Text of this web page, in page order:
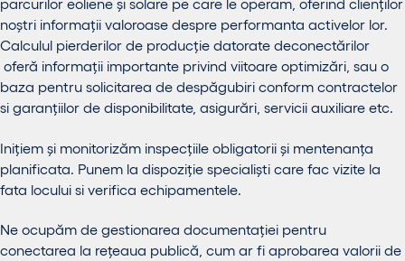
noștri informații valoroase despre performanta activelor lor.
Calculul pierderilor de producție datorate deconectărilor
oferă informații importante privind viitoare optimizări, sau o
baza pentru solicitarea de despăgubiri conform contractelor
si garanțiilor de disponibilitate, asigurări, servicii auxiliare etc.
Inițiem și monitorizăm inspecțiile obligatorii și mentenanța
planificata. Punem la dispoziție specialiști care fac vizite la
fata locului si verifica echipamentele.
Ne ocupăm de gestionarea documentației pentru
conectarea la rețeaua publică, cum ar fi aprobarea valorii de